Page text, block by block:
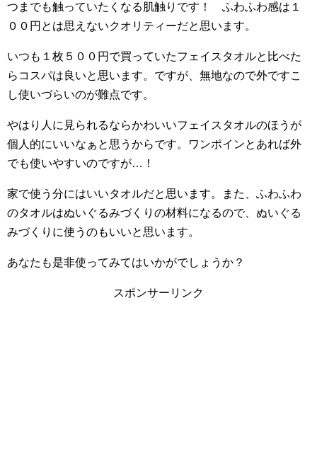
つまでも触っていたくなる肌触りです！ ふわふわ感は１
００円とは思えないクオリティーだと思います。
いつも１枚５００円で買っていたフェイスタオルと比べた
らコスパは良いと思います。ですが、無地なので外ですこ
し使いづらいのが難点です。
やはり人に見られるならかわいいフェイスタオルのほうが
個人的にいいなぁと思うからです。ワンポインとあれば外
でも使いやすいのですが…！
家で使う分にはいいタオルだと思います。また、ふわふわ
のタオルはぬいぐるみづくりの材料になるので、ぬいぐる
みづくりに使うのもいいと思います。
あなたも是非使ってみてはいかがでしょうか？
スポンサーリンク